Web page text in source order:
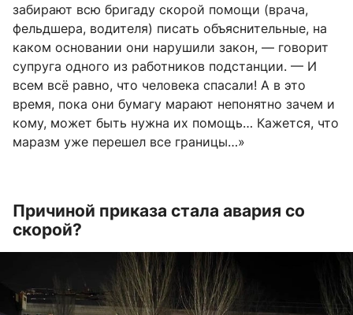
забирают всю бригаду скорой помощи (врача,
фельдшера, водителя) писать объяснительные, на
каком основании они нарушили закон, — говорит
супруга одного из работников подстанции. — И
всем всё равно, что человека спасали! А в это
время, пока они бумагу марают непонятно зачем и
кому, может быть нужна их помощь… Кажется, что
маразм уже перешел все границы…»
Причиной приказа стала авария со
скорой?